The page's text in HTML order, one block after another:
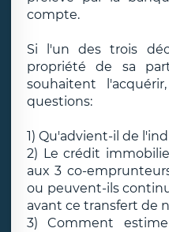
compte.
Si l'un des trois
propriété de sa
souhaitent
questions:
1) Qu'advient-il de
2) Le crédit
aux 3 co-
ou peuvent-ils
avant ce transfert de
3) Comment